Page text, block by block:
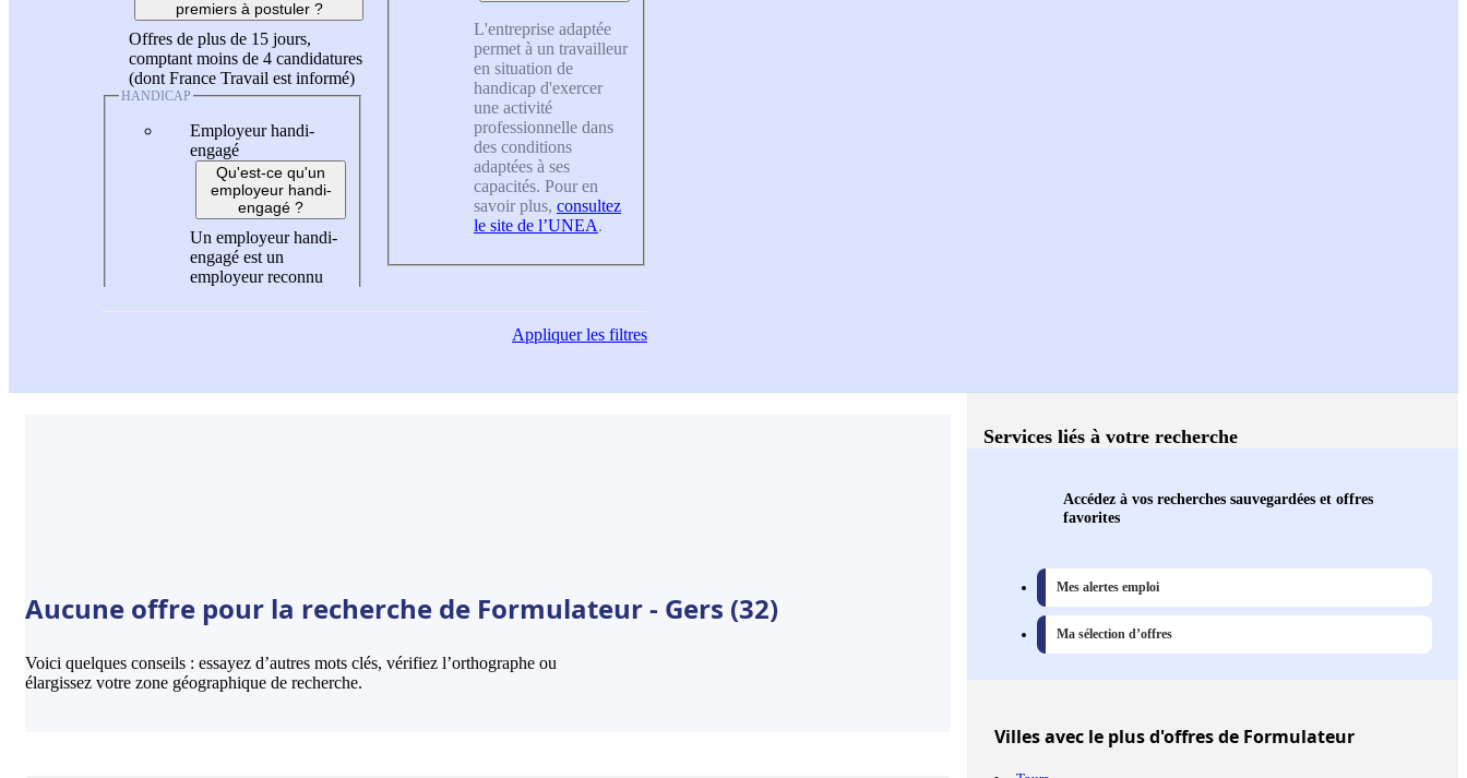
premiers à postuler ?
Offres de plus de 15 jours,
comptant moins de 4 candidatures
(dont France Travail est informé)
HANDICAP
Employeur handi-
engagé
Qu'est-ce qu'un
employeur handi-
engagé ?
Un employeur handi-
engagé est un
employeur reconnu
L'entreprise adaptée
permet à un travailleur
en situation de
handicap d'exercer
une activité
professionnelle dans
des conditions
adaptées à ses
capacités. Pour en
savoir plus, consultez
le site de l’UNEA.
Appliquerles filtres
Aucune offre pour la recherche de Formulateur - Gers (32)
Voici quelques conseils : essayez d’autres mots clés, vérifiez l’orthographe ou
élargissez votre zone géographique de recherche.
Services liés à votre recherche
Accédez à vos recherches sauvegardées et offres
favorites
Mes alertes emploi
Ma sélection d’offres
Villesavec le plus d'offres de Formulateur